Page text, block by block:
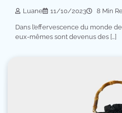
Luane 11/10/2023 8 Min
Dans l’effervescence du monde
eux-mêmes sont devenus des […]